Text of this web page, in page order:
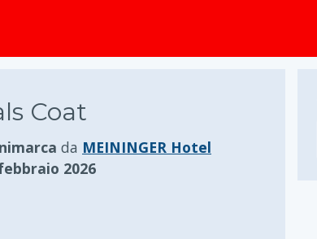
Coat
da MEININGER Hotel
2026